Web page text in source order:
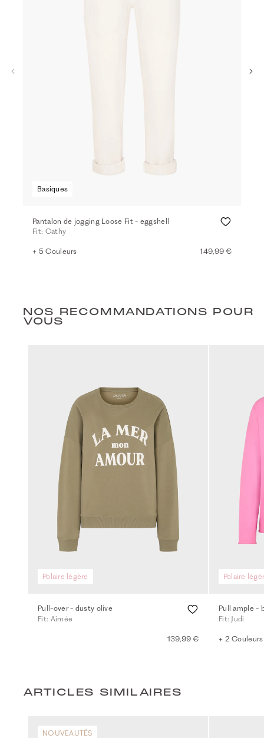
Basiques
Pantalon de jogging Loose Fit - eggshell
Fit: Cathy
+ 5 Couleurs 149,99 €
NOS RECOMMANDATIONS POUR
VOUS
Polaire légère
Pull-over - dusty olive
Fit: Aimée
139,99 €
Polaire
Pull ample -
Fit: Judi
+ 2 Couleurs
ARTICLES SIMILAIRES
NOUVEAUTÉS